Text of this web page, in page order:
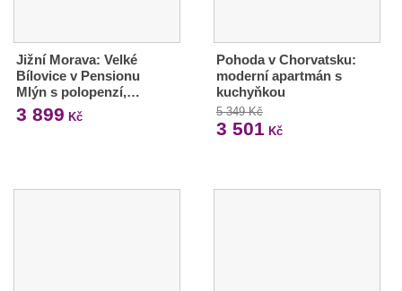
Jižní Morava: Velké
Bílovice v Pensionu
Mlýn s polopenzí,…
3 899 Kč
Pohoda v Chorvatsku:
moderní apartmán s
kuchyňkou
5 349 Kč
3 501 Kč